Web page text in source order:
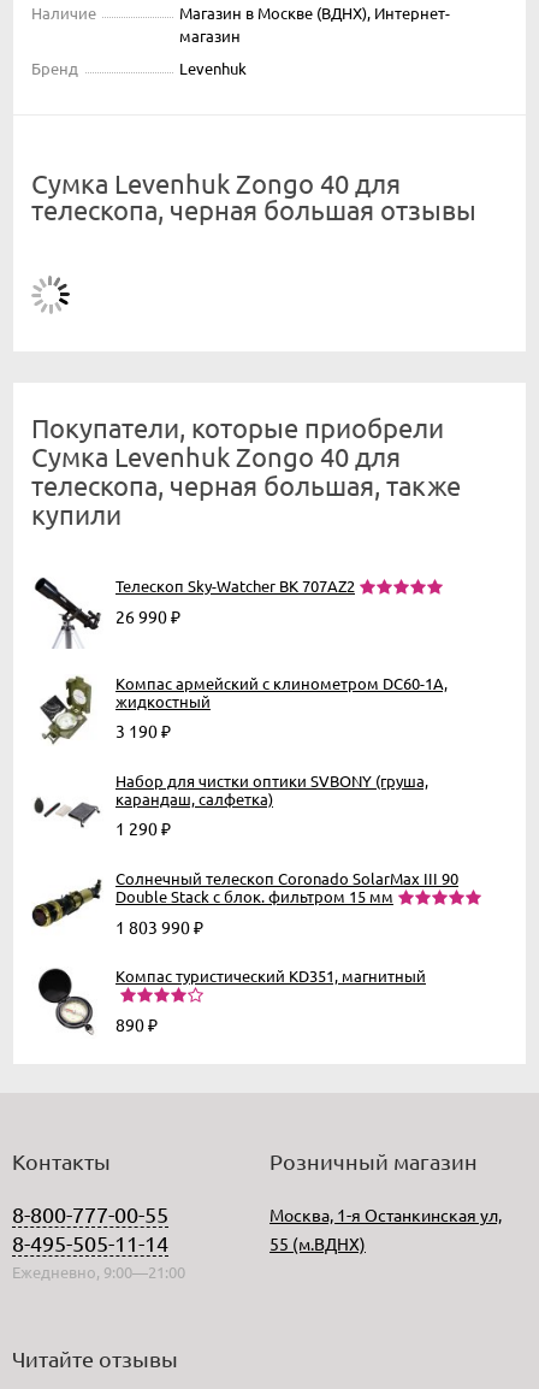
Наличие
Магазин в Москве (ВДНХ), Интернет-
магазин
Бренд
Levenhuk
Сумка Levenhuk Zongo 40 для
телескопа, черная большая отзывы
Покупатели, которые приобрели
Сумка Levenhuk Zongo 40 для
телескопа, черная большая, также
купили
Телескоп Sky-Watcher BK 707AZ2
26 990₽
Компас армейский с клинометром DC60-1A,
жидкостный
3 190₽
Набор для чистки оптики SVBONY (груша,
карандаш, салфетка)
1 290₽
Солнечный телескоп Coronado SolarMax III 90
Double Stack с блок. фильтром 15 мм
1 803 990₽
Компас туристический KD351, магнитный
890₽
Контакты
8-800-777-00-55
8-495-505-11-14
Ежедневно, 9:00—21:00
Розничный магазин
Москва, 1-я Останкинская ул,
55 (м.ВДНХ)
Читайте отзывы